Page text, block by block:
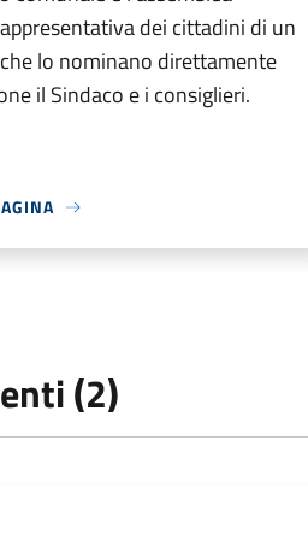
dei cittadini di un
lo nominano direttamente
il Sindaco e i consiglieri.
(2)